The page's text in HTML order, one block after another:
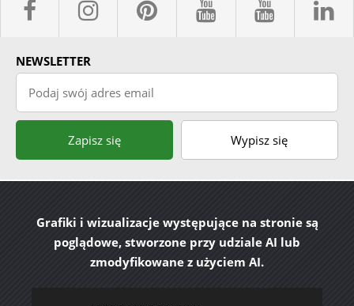
facebook sklepyBELPOL
instagram
pinterestyoutube
NEWSLETTER
Podaj swój adres email
Zapisz się Wypisz się
Grafiki i wizualizacje występujące na stronie są
poglądowe, stworzone przy udziale AI lub
zmodyfikowane z użyciem AI.